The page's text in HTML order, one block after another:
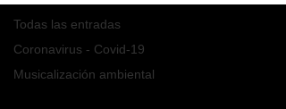
Todas las entradas
Coronavirus - Covid-19
Musicalización ambiental